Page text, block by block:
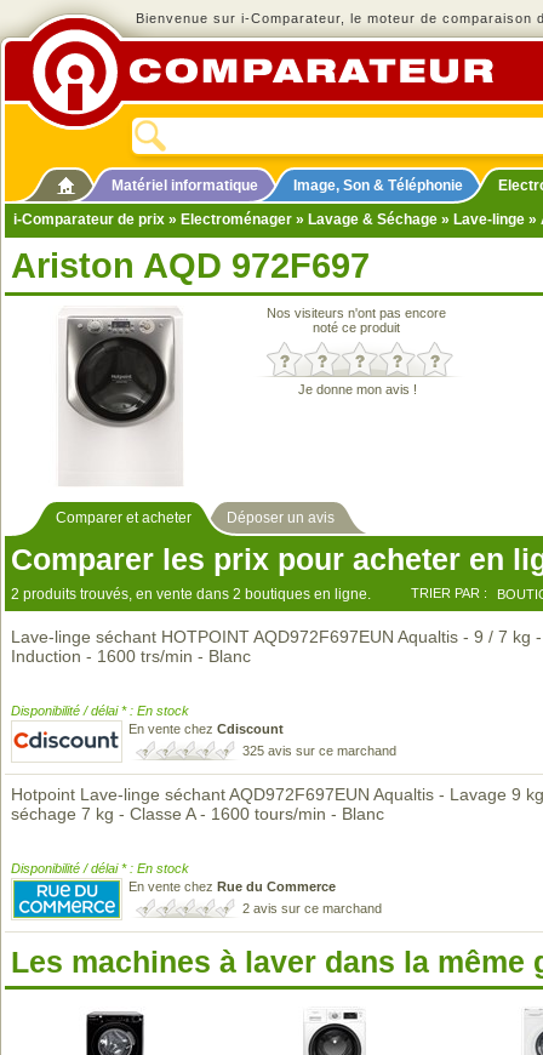
Bienvenue sur i-Comparateur, le moteur de comparaison
Matériel informatique Image, Son & Téléphonie
i-Comparateur de prix » Electroménager » Lavage & Séchage » Lave-linge »
Ariston AQD 972F697
Nos visiteurs n'ont pas encore
noté ce produit
Je donne mon avis !
Comparer et acheter Déposer un avis
Comparer les prix pour acheter en
2 produits trouvés, en vente dans 2 boutiques en ligne. TRIER PAR :
Lave-linge séchant HOTPOINT AQD972F697EUN Aqualtis - 9 / 7 kg -
Induction - 1600 trs/min - Blanc
Disponibilité / délai * : En stock
En vente chez Cdiscount
325 avis sur ce marchand
Hotpoint Lave-linge séchant AQD972F697EUN Aqualtis - Lavage 9
séchage 7 kg - Classe A - 1600 tours/min - Blanc
Disponibilité / délai * : En stock
En vente chez Rue du Commerce
2 avis sur ce marchand
Les machines à laver dans la même